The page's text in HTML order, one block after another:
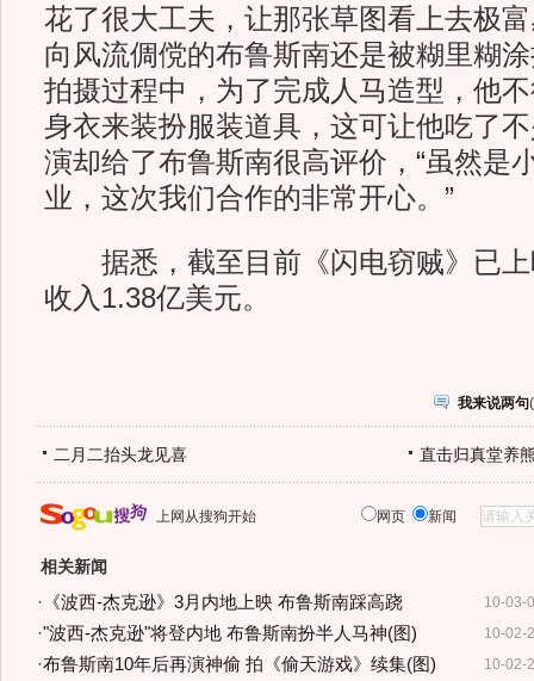
花了很大工夫，让那张草图看上去极
向风流倜傥的布鲁斯南还是被糊里糊
拍摄过程中，为了完成人马造型，他
身衣来装扮服装道具，这可让他吃了
演却给了布鲁斯南很高评价，“虽然是
业，这次我们合作的非常开心。”
据悉，截至目前《闪电窃贼》已上
收入1.38亿美元。
我来说两句(
二月二抬头龙见喜 直击归真堂养
上网从搜狗开始 网页 新闻
相关新闻
10-03-
· 《波西-杰克逊》3月内地上映 布鲁斯南踩高跷
10-02-
·"波西-杰克逊"将登内地 布鲁斯南扮半人马神(图)
10-02-
·布鲁斯南10年后再演神偷 拍《偷天游戏》续集(图)